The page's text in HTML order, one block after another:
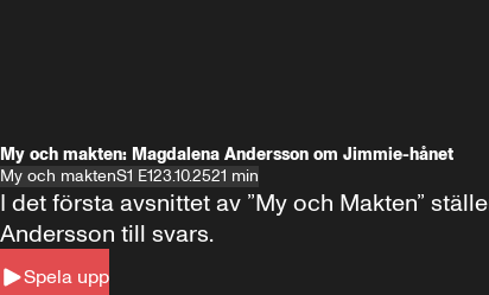
My och makten: Magdalena Andersson om Jimmie-hånet
My och maktenS1 E123.10.2521 min
Spela upp
I det första avsnittet av ”My och Makten”
Andersson till svars.